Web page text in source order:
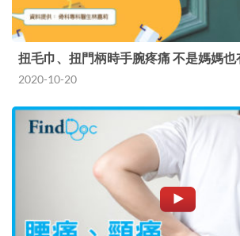
扭毛巾、扭門柄時手腕疼痛 不是媽媽也
2020-10-20